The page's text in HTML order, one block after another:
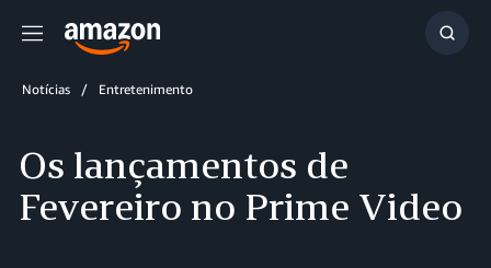
Menu
Notícias Entretenimento
Os lançamentos de
Fevereiro no Prime Video